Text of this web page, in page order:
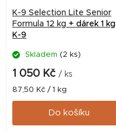
K-9 Selection Lite Senior
Formula 12 kg + dárek 1 kg
K-9
Skladem (2 ks)
1 050 Kč / ks
Měrná
cena:
87,50 Kč / 1 kg
Do košíku